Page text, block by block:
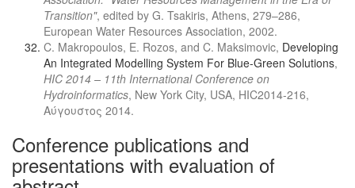
Transition", edited by G. Tsakiris, Athens, 279–286,
European Water Resources Association, 2002.
C. Makropoulos, E. Rozos, and C. Maksimovic, Developing
An Integrated Modelling System For Blue-Green Solutions,
HIC 2014 – 11th International Conference on
Hydroinformatics, New York City, USA, HIC2014-216,
Αύγουστος 2014.
Conference publications and
presentations with evaluation of